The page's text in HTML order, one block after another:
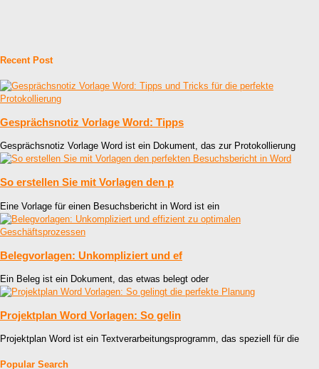
Recent Post
Gesprächsnotiz Vorlage Word: Tipps
Gesprächsnotiz Vorlage Word ist ein Dokument, das zur Protokollierung
So erstellen Sie mit Vorlagen den p
Eine Vorlage für einen Besuchsbericht in Word ist ein
Belegvorlagen: Unkompliziert und ef
Ein Beleg ist ein Dokument, das etwas belegt oder
Projektplan Word Vorlagen: So gelin
Projektplan Word ist ein Textverarbeitungsprogramm, das speziell für die
Popular Search